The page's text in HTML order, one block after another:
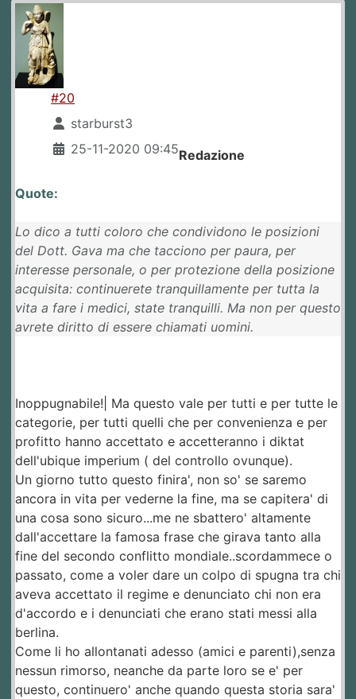
#20
starburst3
25-11-2020 09:45Redazione
Quote:
Lo dico a tutti coloro che condividono le posizioni
del Dott. Gava ma che tacciono per paura, per
interesse personale, o per protezione della posizione
acquisita: continuerete tranquillamente per tutta la
vita a fare i medici, state tranquilli. Ma non per questo
avrete diritto di essere chiamati uomini.
Inoppugnabile!| Ma questo vale per tutti e per tutte le
categorie, per tutti quelli che per convenienza e per
profitto hanno accettato e accetteranno i diktat
dell'ubique imperium ( del controllo ovunque).
Un giorno tutto questo finira', non so' se saremo
ancora in vita per vederne la fine, ma se capitera' di
una cosa sono sicuro...me ne sbattero' altamente
dall'accettare la famosa frase che girava tanto alla
fine del secondo conflitto mondiale..scordammece o
passato, come a voler dare un colpo di spugna tra chi
aveva accettato il regime e denunciato chi non era
d'accordo e i denunciati che erano stati messi alla
berlina.
Come li ho allontanati adesso (amici e parenti),senza
nessun rimorso, neanche da parte loro se e' per
questo, continuero' anche quando questa storia sara'